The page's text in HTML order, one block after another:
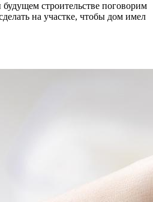
строительстве поговорим
на участке, чтобы дом имел